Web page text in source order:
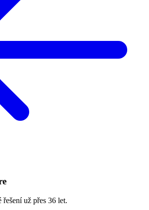
už přes 36 let.